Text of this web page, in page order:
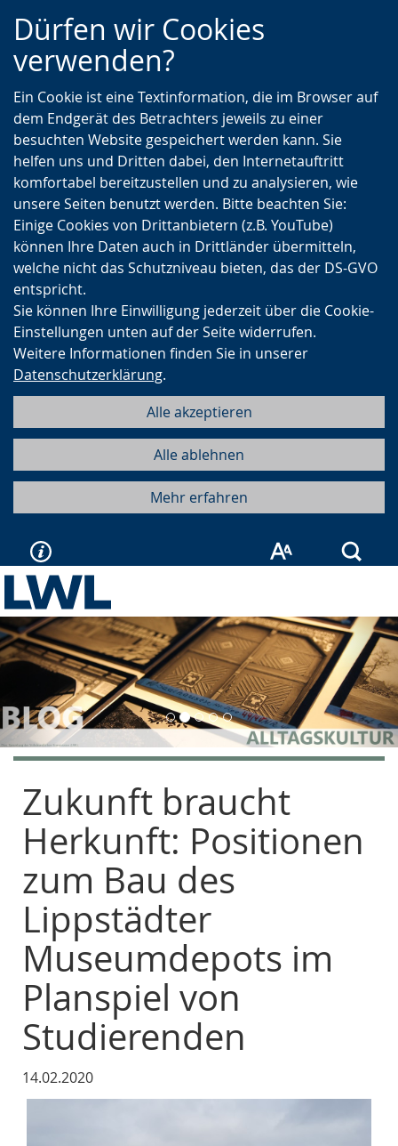
Zur
Hauptnavigation
Zur
Seitennavigation
Zum
Inhalt
Dürfen wir Cookies
verwenden?
Ein Cookie ist eine Textinformation, die im Browser auf
dem Endgerät des Betrachters jeweils zu einer
besuchten Website gespeichert werden kann. Sie
helfen uns und Dritten dabei, den Internetauftritt
komfortabel bereitzustellen und zu analysieren, wie
unsere Seiten benutzt werden. Bitte beachten Sie:
Einige Cookies von Drittanbietern (z.B. YouTube)
können Ihre Daten auch in Drittländer übermitteln,
welche nicht das Schutzniveau bieten, das der DS-GVO
entspricht.
Sie können Ihre Einwilligung jederzeit über die Cookie-
Einstellungen unten auf der Seite widerrufen.
Weitere Informationen finden Sie in unserer
Datenschutzerklärung.
Alle akzeptieren
Alle ablehnen
Mehr erfahren
Vorherige
Zukunft braucht
Herkunft: Positionen
zum Bau des
Lippstädter
Museumdepots im
Planspiel von
Studierenden
14.02.2020